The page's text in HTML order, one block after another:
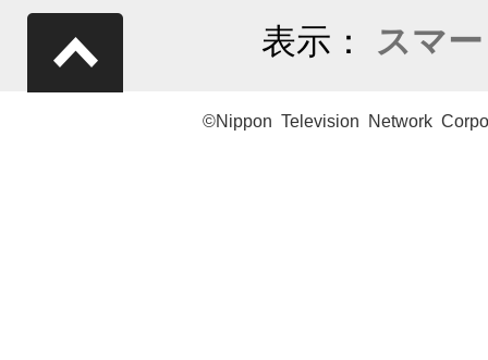
表示： スマ
©Nippon Television Network